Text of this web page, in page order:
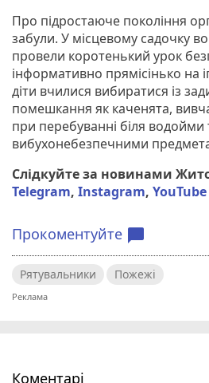
Про підростаюче покоління
забули. У місцевому садочку
провели коротенький урок
інформативно прямісінько на
діти вчилися вибиратися із
помешкання як каченята,
при перебуванні біля водойми
вибухонебезпечними
Слідкуйте за новинами
Telegram, Instagram, YouTube
Прокоментуйте chat_bubble
Рятувальники Пожежі
Коментарі